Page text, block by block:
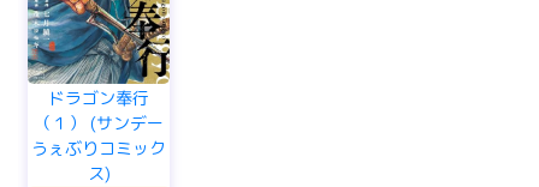
ドラゴン奉行
（１） (サンデー
うぇぶりコミック
ス)